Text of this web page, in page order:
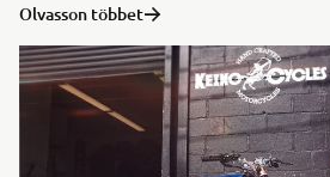
Olvasson többet